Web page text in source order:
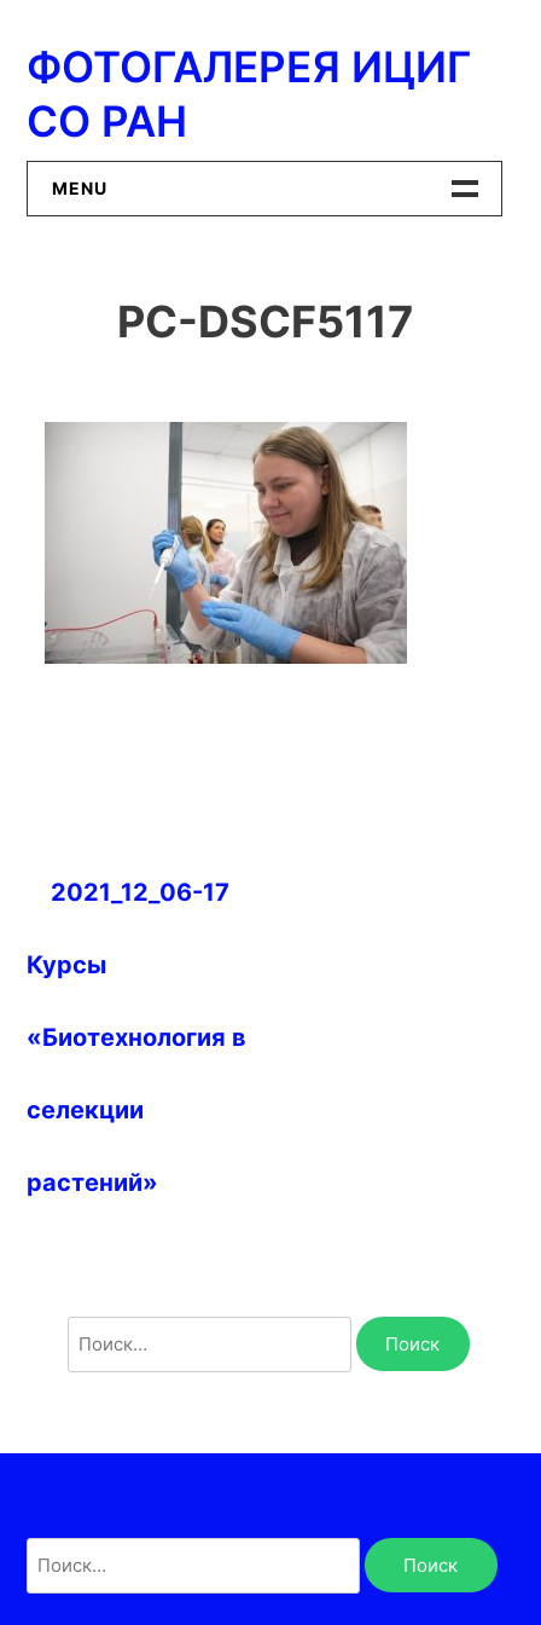
содержимому
ФОТОГАЛЕРЕЯ ИЦИГ
СО РАН
MENU
ИЦиГ СО РАН
PC-DSCF5117
Навигация
записям
2021_12_06-17
Курсы
«Биотехнология в
селекции
растений»
Найти: